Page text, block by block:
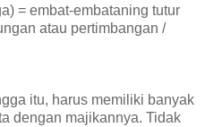
= embat-embataning tutur
atau pertimbangan /
itu, harus memiliki banyak
dengan majikannya. Tidak